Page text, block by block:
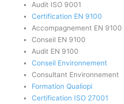
Audit ISO 9001
Certification EN 9100
Accompagnement EN 9100
Conseil EN 9100
Audit EN 9100
Conseil Environnement
Consultant Environnement
Formation Qualiopi
Certification ISO 27001